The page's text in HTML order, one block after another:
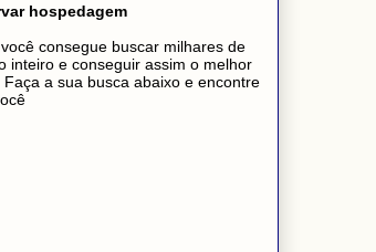
hospedagem
consegue buscar milhares de
inteiro e conseguir assim o melhor
a sua busca abaixo e encontre